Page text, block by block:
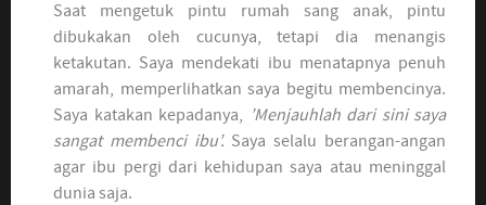
Saat mengetuk pintu rumah sang anak, pintu
dibukakan oleh cucunya, tetapi dia menangis
ketakutan. Saya mendekati ibu menatapnya penuh
amarah, memperlihatkan saya begitu membencinya.
Saya katakan kepadanya, ’Menjauhlah dari sini saya
sangat membenci ibu’.Saya selalu berangan-angan
agar ibu pergi dari kehidupan saya atau meninggal
dunia saja.